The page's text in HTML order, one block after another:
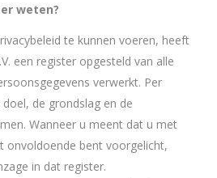
weten?
te kunnen voeren, heeft
een register opgesteld van alle
verwerkt. Per
de grondslag en de
Wanneer u meent dat u met
onvoldoende bent voorgelicht,
in dat register.